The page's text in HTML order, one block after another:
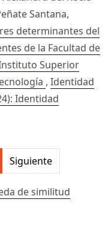
Santana,
determinantes del
de la Facultad de
Superior
, Identidad
Identidad
Siguiente
de similitud